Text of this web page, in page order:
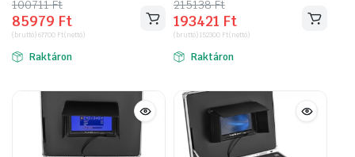
100711Ft
Original
price
was:
100711 Ft.
85979 Ft
Current
price
is:
85979 Ft.
(bruttó)67700 Ft(nettó)
Raktáron
215138Ft
Original
price
was:
215138 Ft.
193421 Ft
Current
price
is:
193421 Ft.
(bruttó)152300 Ft(nettó)
Raktáron